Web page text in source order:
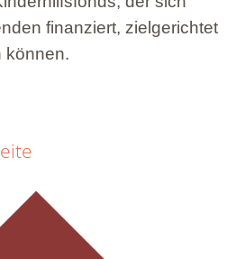
finanziert, zielgerichtet
können.